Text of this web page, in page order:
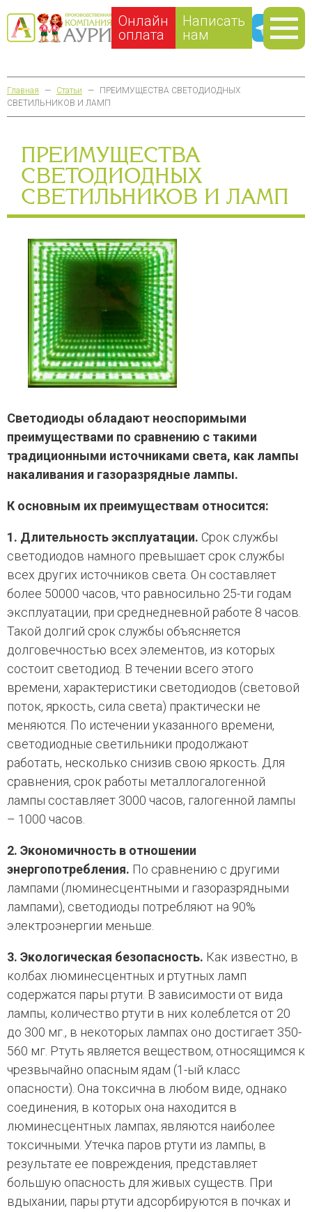
Онлайн
оплата
Написать
нам
Главная — Статьи —
ПРЕИМУЩЕСТВА СВЕТОДИОДНЫХ
СВЕТИЛЬНИКОВ И ЛАМП
ПРЕИМУЩЕСТВА
СВЕТОДИОДНЫХ
СВЕТИЛЬНИКОВ И ЛАМП
Светодиоды обладают неоспоримыми
преимуществами по сравнению с такими
традиционными источниками света, как лампы
накаливания и газоразрядные лампы.
К основным их преимуществам относится:
1. Длительность эксплуатации. Срок службы
светодиодов намного превышает срок службы
всех других источников света. Он составляет
более 50000 часов, что равносильно 25-ти годам
эксплуатации, при среднедневной работе 8 часов.
Такой долгий срок службы объясняется
долговечностью всех элементов, из которых
состоит светодиод. В течении всего этого
времени, характеристики светодиодов (световой
поток, яркость, сила света) практически не
меняются. По истечении указанного времени,
светодиодные светильники продолжают
работать, несколько снизив свою яркость. Для
сравнения, срок работы металлогалогенной
лампы составляет 3000 часов, галогенной лампы
– 1000 часов.
2. Экономичность в отношении
энергопотребления. По сравнению с другими
лампами (люминесцентными и газоразрядными
лампами), светодиоды потребляют на 90%
электроэнергии меньше.
3. Экологическая безопасность. Как известно, в
колбах люминесцентных и ртутных ламп
содержатся пары ртути. В зависимости от вида
лампы, количество ртути в них колеблется от 20
до 300 мг., в некоторых лампах оно достигает 350-
560 мг. Ртуть является веществом, относящимся к
чрезвычайно опасным ядам (1-ый класс
опасности). Она токсична в любом виде, однако
соединения, в которых она находится в
люминесцентных лампах, являются наиболее
токсичными. Утечка паров ртути из лампы, в
результате ее повреждения, представляет
большую опасность для живых существ. При
вдыхании, пары ртути адсорбируются в почках и